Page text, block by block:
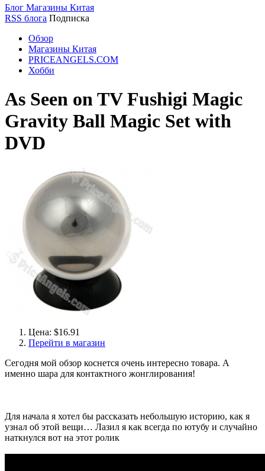
Блог Магазины Китая
RSS блога Подписка
Обзор
Магазины Китая
PRICEANGELS.COM
Хобби
As Seen on TV Fushigi Magic
Gravity Ball Magic Set with
DVD
Цена: $16.91
Перейти в магазин
Сегодня мой обзор коснется очень интересно товара. А
именно шара для контактного жонглирования!
Для начала я хотел бы рассказать небольшую историю, как я
узнал об этой вещи… Лазил я как всегда по ютубу и случайно
наткнулся вот на этот ролик